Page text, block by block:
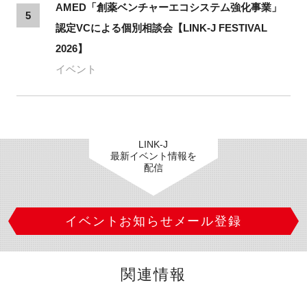
5
AMED「創薬ベンチャーエコシステム強化事業」
認定VCによる個別相談会【LINK-J FESTIVAL
2026】
イベント
LINK-J
最新イベント情報を
配信
イベントお知らせメール登録
関連情報